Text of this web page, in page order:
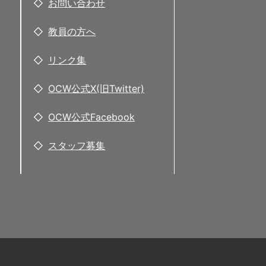
お問い合わせ
教員の方へ
リンク集
OCW公式X(旧Twitter)
OCW公式Facebook
スタッフ募集